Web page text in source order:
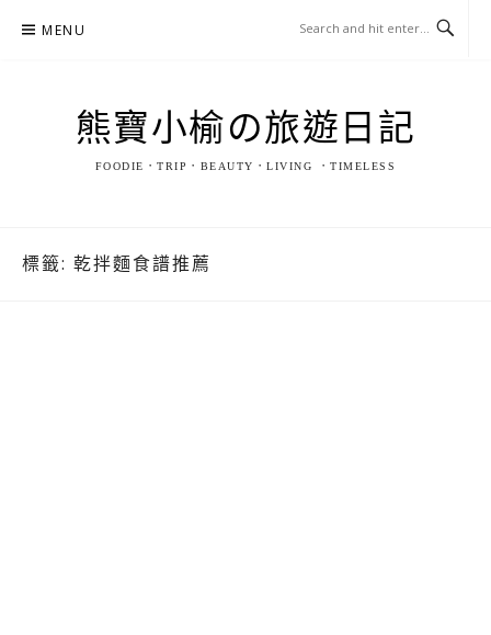
MENU
熊寶小榆の旅遊日記
FOODIE．TRIP．BEAUTY．LIVING ．TIMELESS
標籤: 乾拌麵食譜推薦